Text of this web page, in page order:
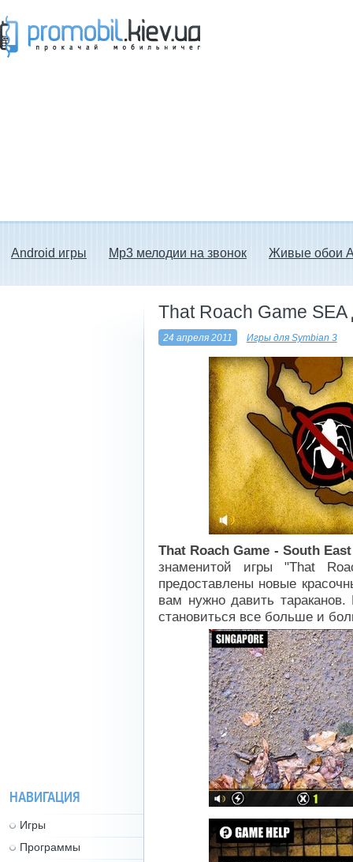
Android игры Mp3 мелодии на звонок Живые обои
That Roach Game
24 апреля 2011 Игры для Symbian 3
That Roach Game - South
знаменитой игры "That
предоставлены новые
вам нужно давить
становиться все больше и
НАВИГАЦИЯ
Игры
Программы